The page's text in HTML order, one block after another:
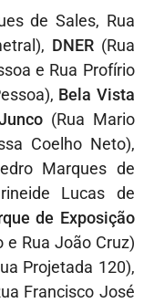
de Sales, Rua
DNER(Rua
e Rua Profírio
Bela Vista
(Rua Mario
Coelho Neto),
Marques de
Lucas de
de Exposição
e Rua João Cruz)
Projetada 120),
Francisco José